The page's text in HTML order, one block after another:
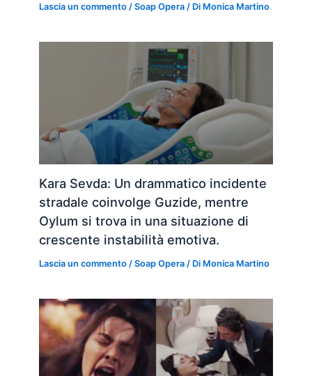
Lascia un commento /Soap Opera / Di Monica Martino
Kara Sevda: Un drammatico incidente
stradale coinvolge Guzide, mentre
Oylum si trova in una situazione di
crescente instabilità emotiva.
Lascia un commento /Soap Opera / Di Monica Martino